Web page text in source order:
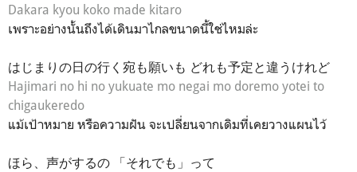
Dakara kyou koko made kitaro
เพราะอย่างนั้นถึงได้เดินมาไกลขนาดนี้ใช่ไหมล่ะ
はじまりの日の行く宛も願いも どれも予定と違うけれど
Hajimari no hi no yukuate mo negai mo doremo yotei to
chigaukeredo
แม้เป้าหมาย หรือความฝัน จะเปลี่ยนจากเดิมที่เคยวางแผนไว้
ほら、声がするの 「それでも」って